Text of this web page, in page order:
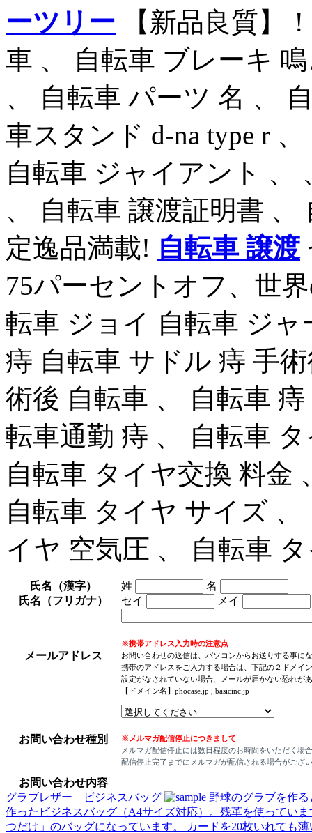
ーツリー 【新品良質】
車 、 自転車 ブレーキ
、 自転車 パーツ 名 、
車スタンド d-na type r
自転車 ジャイアント 、
、 自転車 譲渡証明書
定逸品満載! 自転車 譲渡
75パーセントオフ、世
転車 ジョイ 自転車 ジ
痔 自転車 サドル 痔 手
術後 自転車 、 自転車
転車通勤 痔 、 自転車
自転車 タイヤ交換 料金
自転車 タイヤ サイズ 、
イヤ 空気圧 、 自転車
氏名（漢字） 姓
名
氏名（フリガナ）
セイ メイ
メールアドレス
※携帯アドレス入力時の注意点
お問い合わせの返信は、パソコンからお送りする事に
携帯のアドレスをご入力する場合は、下記の２ドメイ
設定がなされていない場合、メールが届かない恐れが
【ドメイン名】phocase.jp , basicinc.jp
お問い合わせ種別
※メルマガ配信停止につきまして
メルマガ配信停止には数日程度のお時間をいただく場
配信停止完了までにメルマガが配信される場合がござ
お問い合わせ内容
グラブレザー ビジネスバッグ
野球のグラブを作
作ったビジネスバッグ（A4サイズ対応）。残革を使ってい
つだけ」のバッグになっています。
カードを20枚いれても